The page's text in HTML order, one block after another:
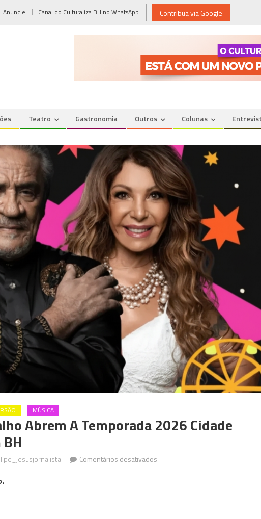
Anuncie Canal do Culturaliza BH no WhatsApp Contribua via Google
Teatro Gastronomia Outros Colunas
MÚSICA
Abrem A Temporada 2026 Cidade
Comentários desativados